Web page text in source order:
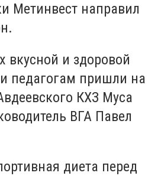
Метинвест направил
вкусной и здоровой
педагогам пришли на
КХЗ Муса
ВГА Павел
диета перед